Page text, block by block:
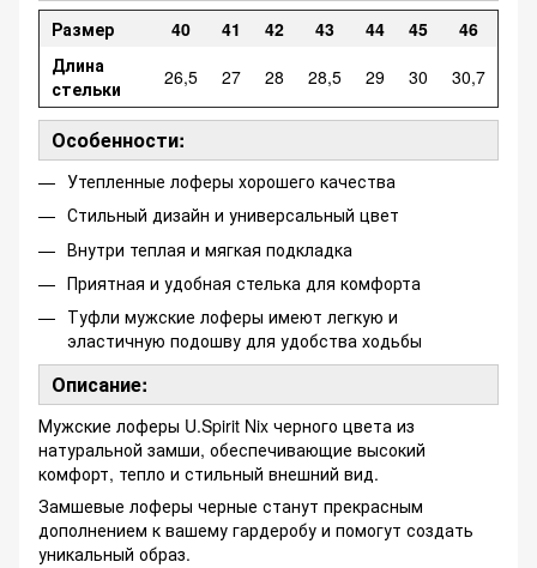
Размер 40 41 42 43 44 45
46
Длина
стельки
26,5 27 28 28,5 29 30 30,7
Особенности:
Утепленные лоферы хорошего качества
Стильный дизайн и универсальный цвет
Внутри теплая и мягкая подкладка
Приятная и удобная стелька для комфорта
Туфли мужские лоферы имеют легкую и
эластичную подошву для удобства ходьбы
Описание:
Мужские лоферы U.Spirit Nix черного цвета из
натуральной замши, обеспечивающие высокий
комфорт, тепло и стильный внешний вид.
Замшевые лоферы черные станут прекрасным
дополнением к вашему гардеробу и помогут создать
уникальный образ.